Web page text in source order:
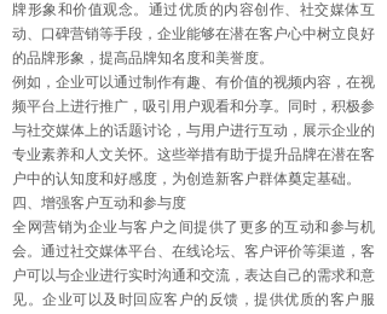
牌形象和价值观念。通过优质的内容创作、社交媒体互
动、口碑营销等手段，企业能够在潜在客户心中树立良好
的品牌形象，提高品牌知名度和美誉度。
例如，企业可以通过制作有趣、有价值的视频内容，在视
频平台上进行推广，吸引用户观看和分享。同时，积极参
与社交媒体上的话题讨论，与用户进行互动，展示企业的
专业素养和人文关怀。这些举措有助于提升品牌在潜在客
户中的认知度和好感度，为创造新客户群体奠定基础。
四、增强客户互动和参与度
全网营销为企业与客户之间提供了更多的互动和参与机
会。通过社交媒体平台、在线论坛、客户评价等渠道，客
户可以与企业进行实时沟通和交流，表达自己的需求和意
见。企业可以及时回应客户的反馈，提供优质的客户服